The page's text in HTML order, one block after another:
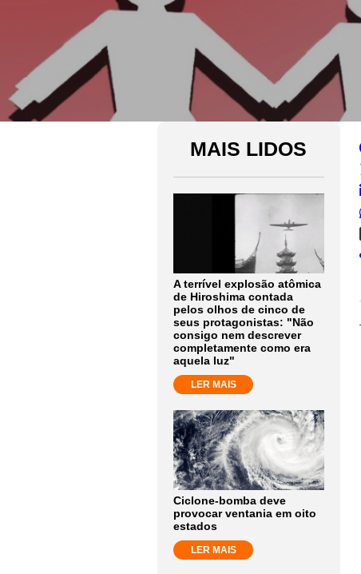
MAIS LIDOS
A terrível explosão atômica
de Hiroshima contada
pelos olhos de cinco de
seus protagonistas: "Não
consigo nem descrever
completamente como era
aquela luz"
LER MAIS
Ciclone-bomba deve
provocar ventania em oito
estados
LER MAIS